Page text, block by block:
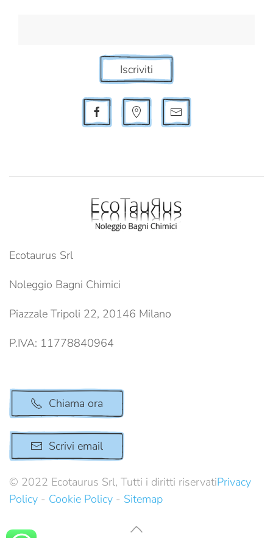
Iscriviti
Ecotaurus Srl
Noleggio Bagni Chimici
Piazzale Tripoli 22, 20146 Milano
P.IVA: 11778840964
Chiama ora
Scrivi email
© 2022 Ecotaurus Srl, Tutti i diritti riservatiPrivacy
Policy - Cookie Policy - Sitemap